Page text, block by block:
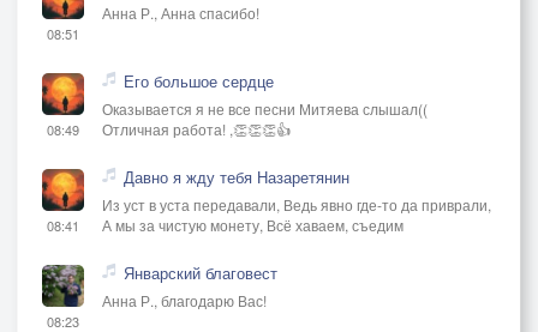
08:51
Анна Р., Анна спасибо!
08:49
Его большое сердце
Оказывается я не все песни Митяева слышал((
Отличная работа! ,👏👏👏👍
08:41
Давно я жду тебя Назаретянин
Из уст в уста передавали, Ведь явно где-то да приврали,
А мы за чистую монету, Всё хаваем, съедим
08:23
Январский благовест
Анна Р., благодарю Вас!